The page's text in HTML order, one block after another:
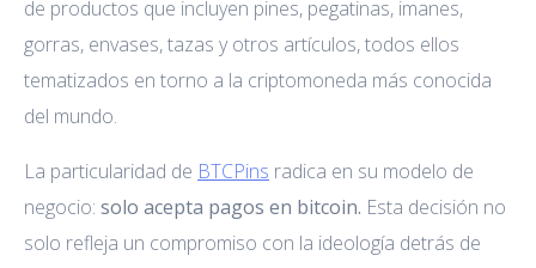
de productos que incluyen pines, pegatinas, imanes,
gorras, envases, tazas y otros artículos, todos ellos
tematizados en torno a la criptomoneda más conocida
del mundo.
La particularidad de BTCPins radica en su modelo de
negocio: solo acepta pagos en bitcoin. Esta decisión no
solo refleja un compromiso con la ideología detrás de